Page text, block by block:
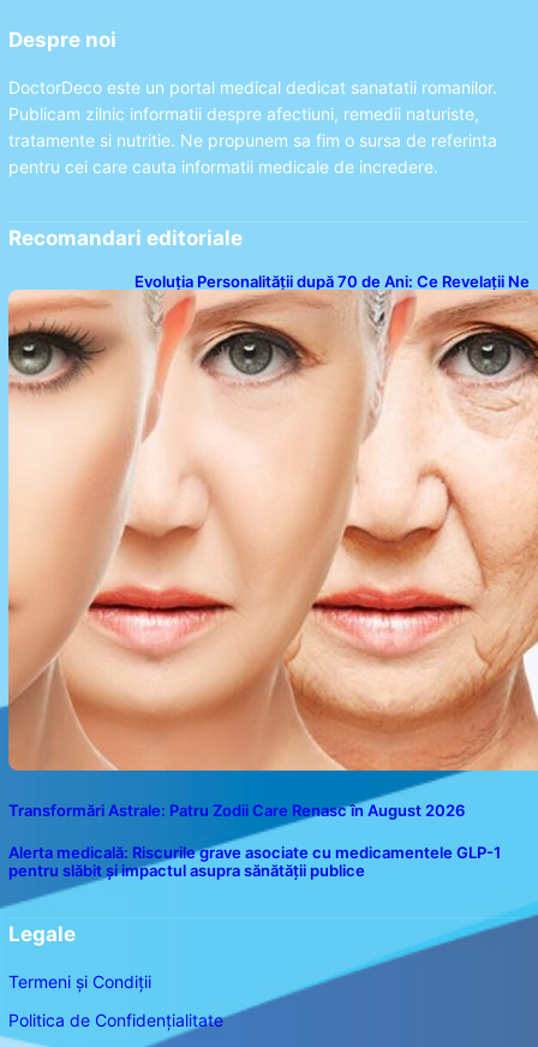
Despre noi
DoctorDeco este un portal medical dedicat sanatatii romanilor.
Publicam zilnic informatii despre afectiuni, remedii naturiste,
tratamente si nutritie. Ne propunem sa fim o sursa de referinta
pentru cei care cauta informatii medicale de incredere.
Recomandari editoriale
Evoluția Personalității după 70 de Ani: Ce Revelații Ne
Oferă Studiile Psihologice
Transformări Astrale: Patru Zodii Care Renasc în August 2026
Alerta medicală: Riscurile grave asociate cu medicamentele GLP-1
pentru slăbit și impactul asupra sănătății publice
Legale
Termeni și Condiții
Politica de Confidențialitate